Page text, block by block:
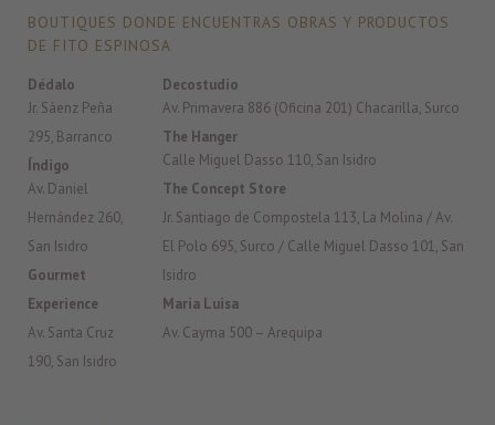
BOUTIQUES DONDE ENCUENTRAS OBRAS Y PRODUCTOS
DE FITO ESPINOSA
Dédalo
Jr. Sáenz Peña
295, Barranco
Índigo
Av. Daniel
Hernández 260,
San Isidro
Gourmet
Experience
Av. Santa Cruz
190, San Isidro
Decostudio
Av. Primavera 886 (Oficina 201) Chacarilla, Surco
The Hanger
Calle Miguel Dasso 110, San Isidro
The Concept Store
Jr. Santiago de Compostela 113, La Molina / Av.
El Polo 695, Surco / Calle Miguel Dasso 101, San
Isidro
Maria Luisa
Av. Cayma 500 – Arequipa